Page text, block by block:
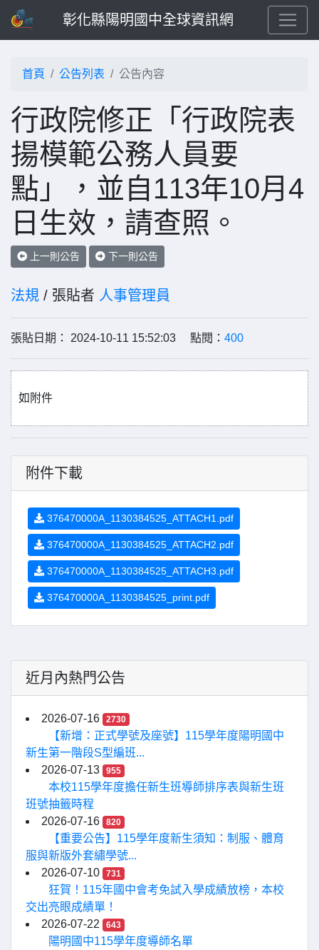
彰化縣陽明國中全球資訊網
首頁 公告列表 公告內容
行政院修正「行政院表
揚模範公務人員要
點」，並自113年10月4
日生效，請查照。
上一則公告 下一則公告
法規 / 張貼者 人事管理員
張貼日期： 2024-10-11 15:52:03 點閱： 400
如附件
附件下載
376470000A_1130384525_ATTACH1.pdf
376470000A_1130384525_ATTACH2.pdf
376470000A_1130384525_ATTACH3.pdf
376470000A_1130384525_print.pdf
近月內熱門公告
2026-07-16 2730
【新增：正式學號及座號】115學年度陽明國中
新生第一階段S型編班...
2026-07-13
955
本校115學年度擔任新生班導師排序表與新生班
班號抽籤時程
2026-07-16
820
【重要公告】115學年度新生須知：制服、體育
服與新版外套繡學號...
2026-07-10
731
狂賀！115年國中會考免試入學成績放榜，本校
交出亮眼成績單！
2026-07-22
643
陽明國中115學年度導師名單